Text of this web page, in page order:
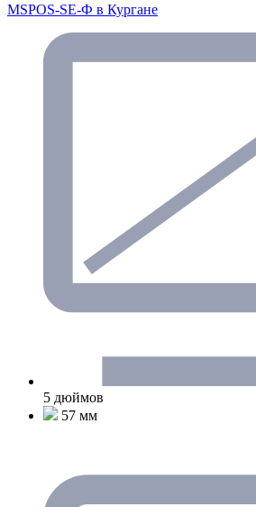
MSPOS-SE-Ф в Кургане
5 дюймов
57 мм